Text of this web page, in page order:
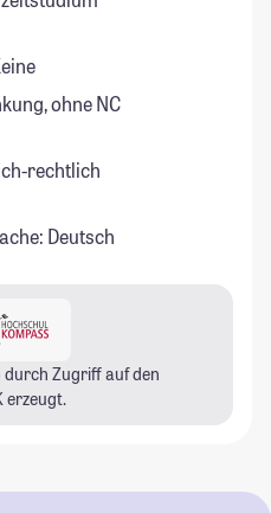
ohne NC
rechtlich
Deutsch
Zugriff auf den
erzeugt.